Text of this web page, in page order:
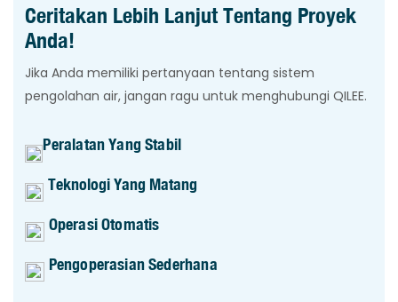
Ceritakan Lebih Lanjut Tentang Proyek
Anda!
Jika Anda memiliki pertanyaan tentang sistem
pengolahan air, jangan ragu untuk menghubungi QILEE.
Peralatan Yang Stabil
Teknologi Yang Matang
Operasi Otomatis
Pengoperasian Sederhana